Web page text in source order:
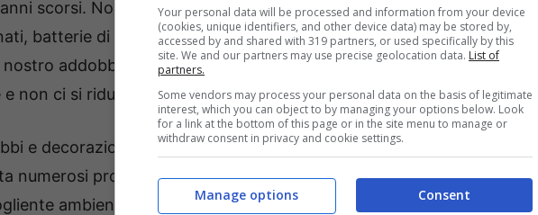
scorsi. Non è affatto raro imbattersi proprio in questo momento in
batterie di luci che non si accendono più o in qualcosa che ci
addobbo. Rimediare all’inconveniente non è affatto difficile se si
non ci si riduce all’ultimo.
e decorazioni per Natale potete recarvi inuno dei punti vendita di
numerosi prodotti della linea LIVARNO Home che possono davvero
ambiente natalizio in casa. Potete visionare l’esposizione in
Your personal data will be processed and information from your device
(cookies, unique identifiers, and other device data) may be stored by,
accessed by and shared with 319 partners, or used specifically by this
site. We and our partners may use precise geolocation data. List of
partners.
Some vendors may process your personal data on the basis of legitimate
interest, which you can object to by managing your options below. Look
for a link at the bottom of this page or in the site menu to manage or
withdraw consent in privacy and cookie settings.
Consent
Manage options